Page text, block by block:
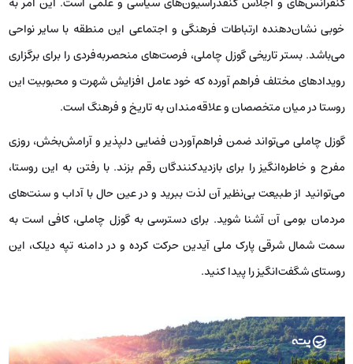
خوبی نشان‌دهنده‌ ارتباطات فرهنگی و اجتماعی این منطقه با سایر نواحی
می‌باشد. بستر تاریخی گوزل چاملی، فرصت‌های منحصربه‌فردی را برای برگزاری
رویدادهای مختلف فراهم آورده که خود عامل افزایش شهرت و محبوبیت این
روستا در میان متخصصان و علاقه‌مندان به تاریخ و فرهنگ است.
گوزل چاملی می‌تواند ضمن فراهم‌آوردن فضایی دلپذیر و آرامش‌بخش، روزی
مفرح و خاطره‌انگیز را برای بازدیدکنندگان رقم بزند. با رفتن به این روستا،
می‌توانید از طبیعت بی‌نظیر آن لذت ببرید و در عین حال با آداب و سنت‌های
مردمان بومی آن آشنا شوید. برای دسترسی به گوزل چاملی، کافی است به
سمت شمال شرقی پارک ملی آیدین حرکت کرده و در دامنه تپه دیلک، این
روستای شگفت‌انگیز را پیدا کنید.